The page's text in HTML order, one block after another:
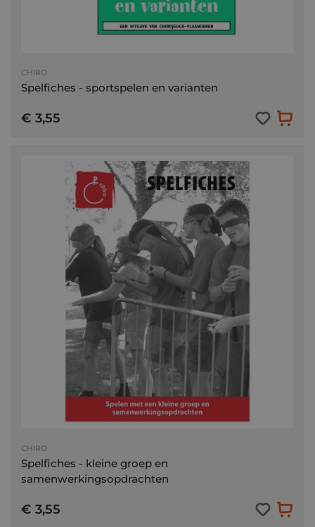
CHIRO
Spelfiches - sportspelen en varianten
€ 3,55
CHIRO
Spelfiches - kleine groep en
samenwerkingsopdrachten
€ 3,55